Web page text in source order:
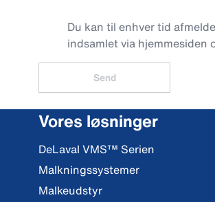
Du kan til enhver tid
indsamlet via hjemmesiden
Send
Vores løsninger
DeLaval VMS™ Serien
Malkningssystemer
Malkeudstyr